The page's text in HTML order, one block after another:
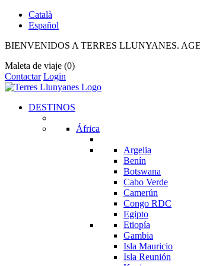
Català
Español
BIENVENIDOS A TERRES LLUNYANES.
Maleta de viaje (0)
Contactar Login
DESTINOS
África
Argelia
Benín
Botswana
Cabo Verde
Camerún
Congo RDC
Egipto
Etiopía
Gambia
Isla Mauricio
Isla Reunión